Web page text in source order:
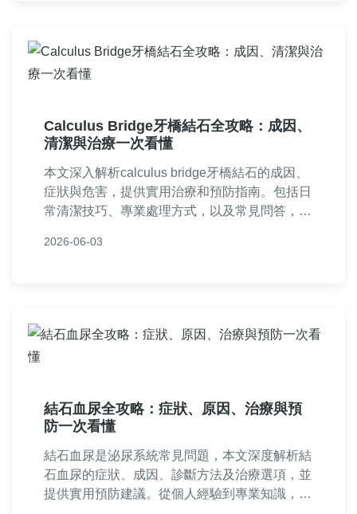
Calculus Bridge牙橋結石全攻略：成因、
清潔與治療一次看懂
本文深入解析calculus bridge牙橋結石的成因、
症狀與危害，提供實用治療和預防指南。包括日
常清潔技巧、專業處理方式，以及常見問答，幫
康。從決策前到後期護理，一站式滿足您的需
2026-06-03
結石血尿全攻略：症狀、原因、治療與預
防一次看懂
結石血尿是泌尿系統常見問題，本文深度解析結
石血尿的症狀、成因、診斷方法及治療選項，並
提供實用預防建議。從個人經驗到專業知識，幫